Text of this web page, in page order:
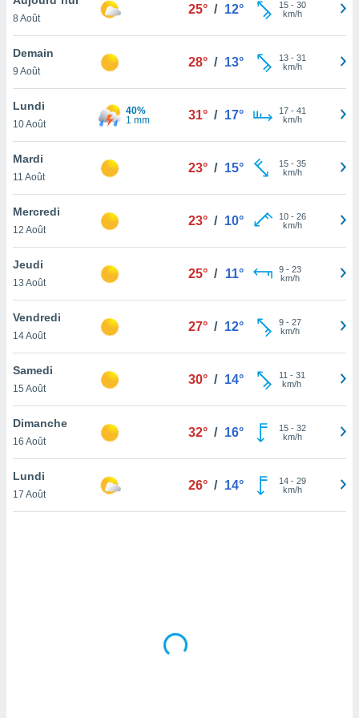
et
»,
au
vous
qu'ils
ou
le
ainsi
un
la
du
en
de
8 Août
25° / 12° 15- 30
km/h
Demain
9 Août
28° / 13° 13- 31
km/h
Lundi
10 Août
40%
1 mm
31° / 17° 17- 41
km/h
Mardi
11 Août
23° / 15° 15- 35
km/h
Mercredi
12 Août
23° / 10° 10- 26
km/h
Jeudi
13 Août
25° / 11° 9- 23
km/h
Vendredi
14 Août
27° / 12° 9- 27
km/h
Samedi
15 Août
30° / 14° 11 - 31
km/h
Dimanche
16 Août
32° / 16° 15- 32
km/h
Lundi
17 Août
26° / 14° 14- 29
km/h